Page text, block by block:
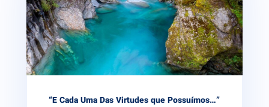
“E Cada Uma Das Virtudes que Possuímos…”